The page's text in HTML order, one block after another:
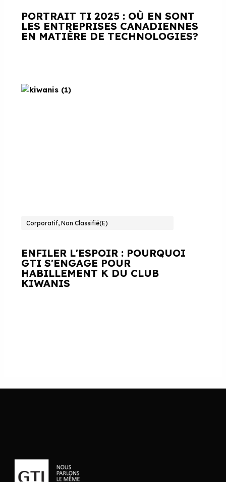
PORTRAIT TI 2025 : OÙ EN SONT
LES ENTREPRISES CANADIENNES
EN MATIÈRE DE TECHNOLOGIES?
Corporatif, Non Classifié(e)
ENFILER L'ESPOIR : POURQUOI
GTI S'ENGAGE POUR
HABILLEMENT K DU CLUB
KIWANIS